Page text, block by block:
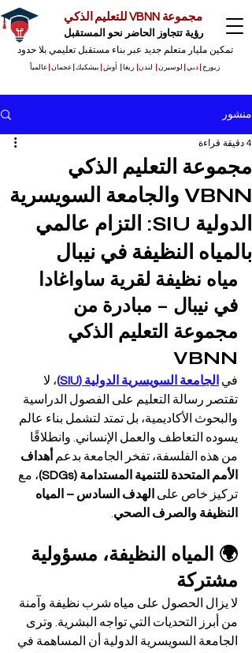
مجموعة VBNN للتعليم الذكي
رؤية تتجاوز الحاضر نحو المستقبل
تمكين مليار متعلم جديد عبر بناء مستقبل تعليمي بلا حدود
زيورخ دبي لوسيرن لندن ريغا أوش بيشكيك عجمان |عالمياً
منشور
مجموعة التعليم الذكي
VBNN والجامعة السويسرية
الدولية SIU: التزام عالمي
بالمياه النظيفة في نيبال
4 دقيقة قراءة
مياه نظيفة لقرية ساواغادا
في نيبال – مبادرة من
مجموعة التعليم الذكي
VBNN
في الجامعة السويسرية الدولية (SIU)
، لا
تقتصر رسالة التعليم على الفصول الدراسية
والبحوث الأكاديمية، بل تمتد لتشمل بناء عالم
يسوده التعاطف والعمل الإنساني. وانطلاقًا
من هذه الفلسفة، تفخر الجامعة بدعم أهداف
الأمم المتحدة للتنمية المستدامة (SDGs)
، مع
تركيز خاص على الهدف السادس – المياه
النظيفة والصرف الصحي
🌍 المياه النظيفة، مسؤولية
مشتركة
لا يزال الحصول على مياه شرب نظيفة وآمنة
من أبرز التحديات التي تواجه البشرية. وترى
الجامعة السويسرية الدولية أن المساهمة في